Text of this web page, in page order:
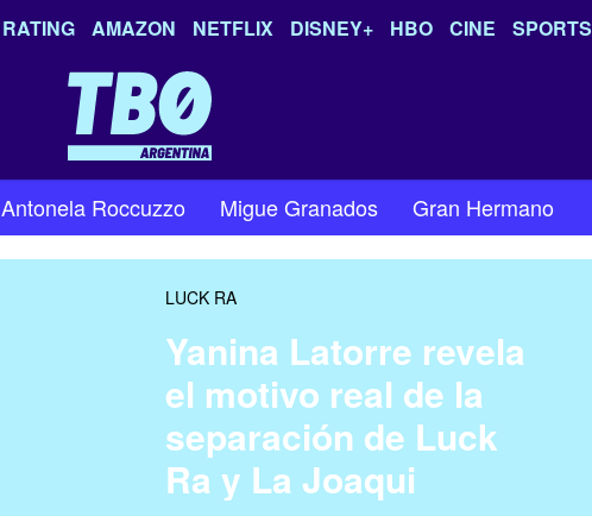
RATING AMAZON NETFLIX DISNEY+ HBO CINE SPORTS
Antonela Roccuzzo Migue Granados Gran Hermano
LUCK RA
Yanina Latorre revela
el motivo real de la
separación de Luck
Ra y La Joaqui